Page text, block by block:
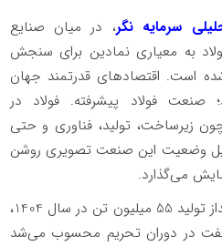
سرمایه نگر، در میان صنایع
به معیاری نمادین برای سنجش
است. اقتصادهای قدرتمند جهان
صنعت فولاد پیشرفته. فولاد در
زیرساخت، تولید، فناوری و حتی
وضعیت این صنعت تصویری روشن
می‌گذارد.
صنعت فولاد در کشور با چشم‌انداز تولید 55 میلیون تن در سال 1404،
در دوران تحریم محسوب می‌شد